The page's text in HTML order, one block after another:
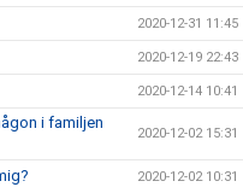
2020-12-31 11:45
2020-12-19 22:43
2020-12-14 10:41
i familjen
2020-12-02 15:31
2020-12-02 10:31